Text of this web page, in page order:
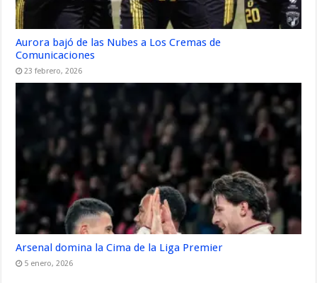
Aurora bajó de las Nubes a Los Cremas de
Comunicaciones
23 febrero, 2026
Arsenal domina la Cima de la Liga Premier
5 enero, 2026